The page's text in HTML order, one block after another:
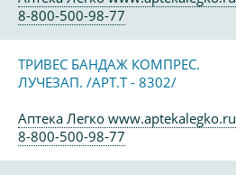
8-800-500-98-77
ТРИВЕС БАНДАЖ КОМПРЕС.
ЛУЧЕЗАП. /АРТ.Т - 8302/
Аптека Легко www.aptekalegko.ru
8-800-500-98-77